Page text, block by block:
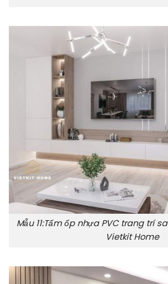
Mẫu 11:Tấm ốp nhựa PVC trang trí
Vietkit Home